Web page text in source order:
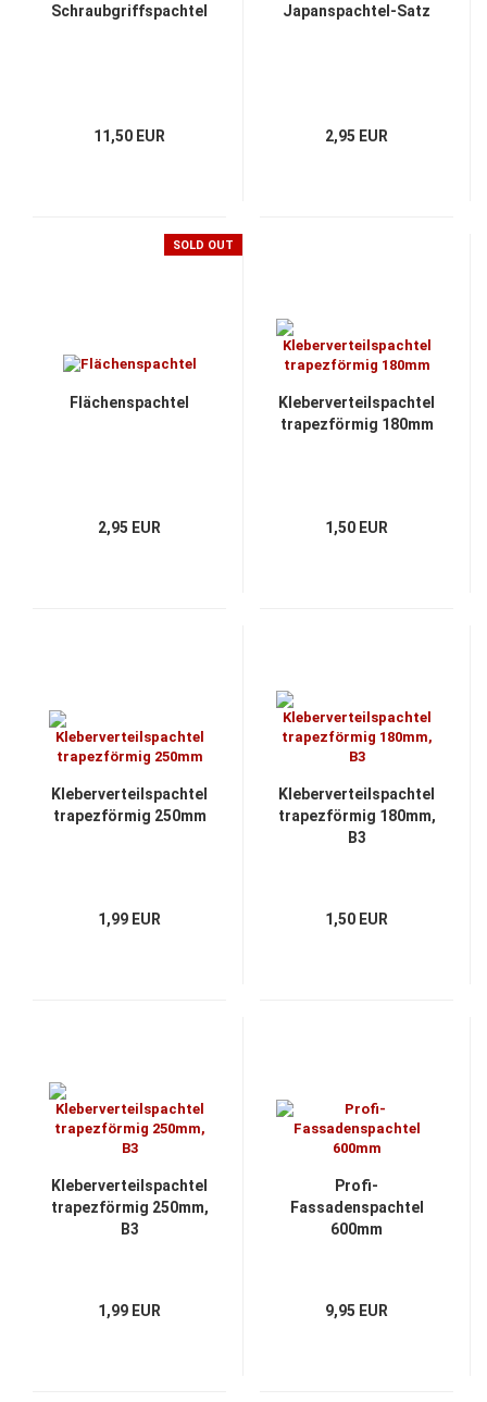
Schraubgriffspachtel
11,50 EUR
Japanspachtel-Satz
2,95 EUR
SOLD OUT
Flächenspachtel
2,95 EUR
Kleberverteilspachtel
trapezförmig 180mm
1,50 EUR
Kleberverteilspachtel
trapezförmig 250mm
1,99 EUR
Kleberverteilspachtel
trapezförmig 180mm,
B3
1,50 EUR
Kleberverteilspachtel
trapezförmig 250mm,
B3
1,99 EUR
Profi-
Fassadenspachtel
600mm
9,95 EUR